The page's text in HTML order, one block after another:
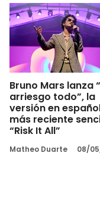
Bruno Mars lanza
arriesgo todo”, la
versión en
más reciente
“Risk It All”
Matheo Duarte 08/